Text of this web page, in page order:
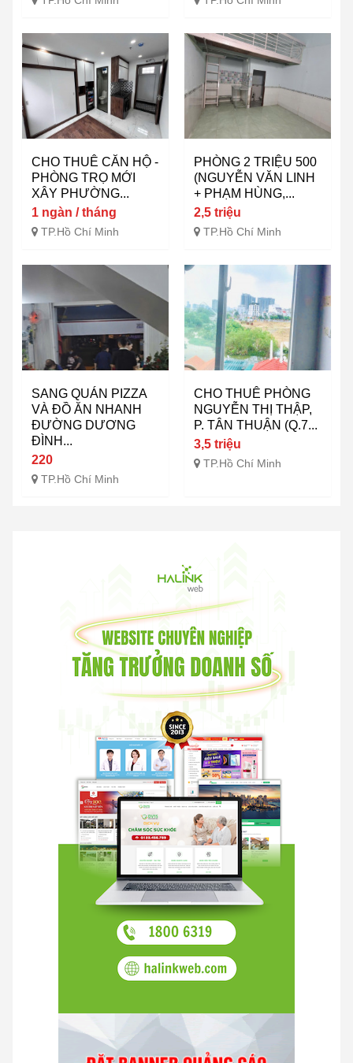
CHO THUÊ CĂN HỘ -
PHÒNG TRỌ MỚI
XÂY PHƯỜNG...
1 ngàn / tháng
TP.Hồ Chí Minh
PHÒNG 2 TRIỆU 500
(NGUYỄN VĂN LINH
+ PHẠM HÙNG,...
2,5 triệu
TP.Hồ Chí Minh
SANG QUÁN PIZZA
VÀ ĐỒ ĂN NHANH
ĐƯỜNG DƯƠNG
ĐÌNH...
220
TP.Hồ Chí Minh
CHO THUÊ PHÒNG
NGUYỄN THỊ THẬP,
P. TÂN THUẬN (Q.7...
3,5 triệu
TP.Hồ Chí Minh